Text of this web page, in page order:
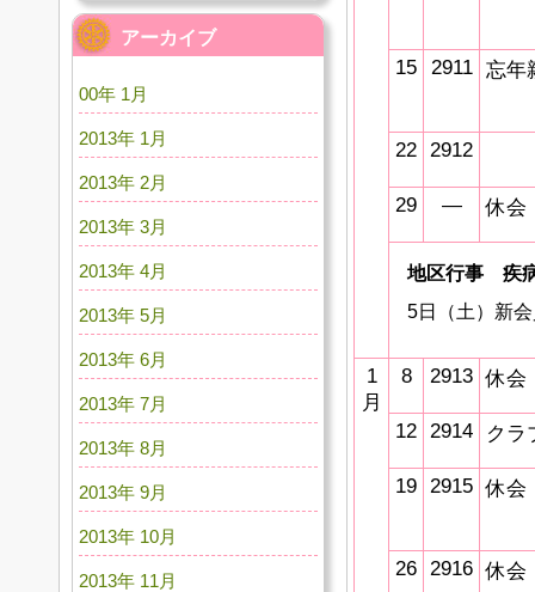
15 2911 忘年
22 2912
29 ― 休会
地区行事 疾
5日（土）新
1
月
8 2913 休会
12 2914 クラ
19 2915 休会
26 2916 休会
アーカイブ
00年 1月
2013年 1月
2013年 2月
2013年 3月
2013年 4月
2013年 5月
2013年 6月
2013年 7月
2013年 8月
2013年 9月
2013年 10月
2013年 11月